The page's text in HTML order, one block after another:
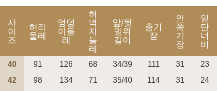
사
이
즈
허리
둘레
엉덩
이둘
레
허
벅
지
둘
레
앞/뒷
밑위
길이
총기
장
안
쪽
기
장
밑
단
너
비
40 91 126 68 34/39 111 31
23
42
98 134 71 35/40 114 31
24